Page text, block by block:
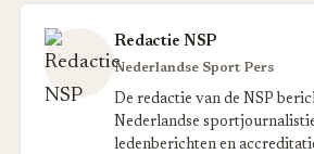
Redactie NSP
Nederlandse Sport Pers
De redactie van de NSP
Nederlandse
ledenberichten en